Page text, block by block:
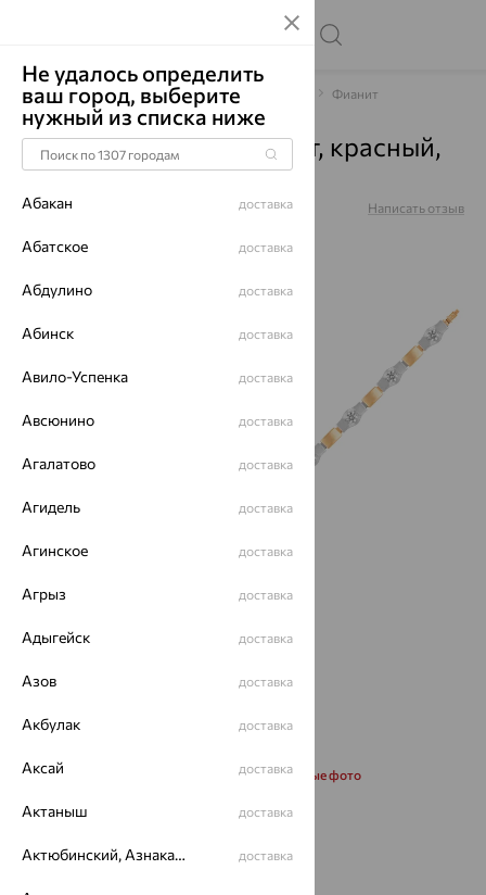
Главная Каталог Браслеты декоративные Фианит
Браслет, золото, фианит, красный,
бр116-01
Артикул: Написать отзыв
Запросить дополнительные фото
Не удалось определить
ваш город, выберите
нужный из списка ниже
Абакан доставка
Абатское доставка
Абдулино доставка
Абинск доставка
Авило-Успенка доставка
Авсюнино доставка
Агалатово доставка
Агидель доставка
Агинское доставка
Агрыз доставка
Адыгейск доставка
Азов доставка
Акбулак доставка
Аксай доставка
Актаныш доставка
Актюбинский, Азнакаевский район доставка